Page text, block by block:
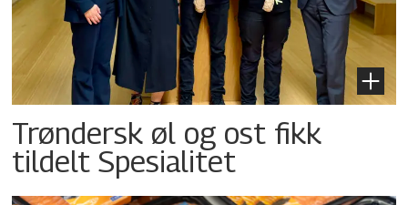
Trøndersk øl og ost fikk
tildelt Spesialitet